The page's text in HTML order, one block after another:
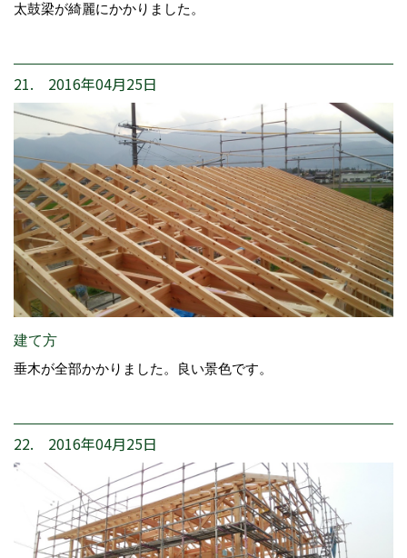
太鼓梁が綺麗にかかりました。
21. 2016年04月25日
建て方
垂木が全部かかりました。良い景色です。
22. 2016年04月25日